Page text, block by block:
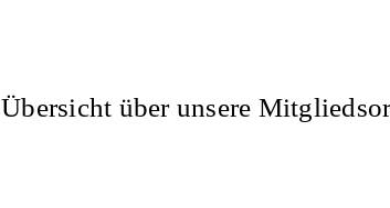
Übersicht über unsere